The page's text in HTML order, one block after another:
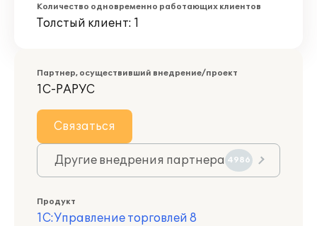
Количество одновременно работающих клиентов
Толстый клиент: 1
Партнер, осуществивший внедрение/проект
1С-РАРУС
Связаться
Другие внедрения партнера 4986
Продукт
1С:Управление торговлей 8